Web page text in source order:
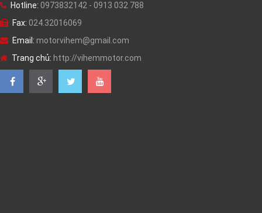
Hotline: 0973832142 - 0913 032 788
Fax: 024.32016069
Email: motorvihem@gmail.com
Trang chủ: http://vihemmotor.com